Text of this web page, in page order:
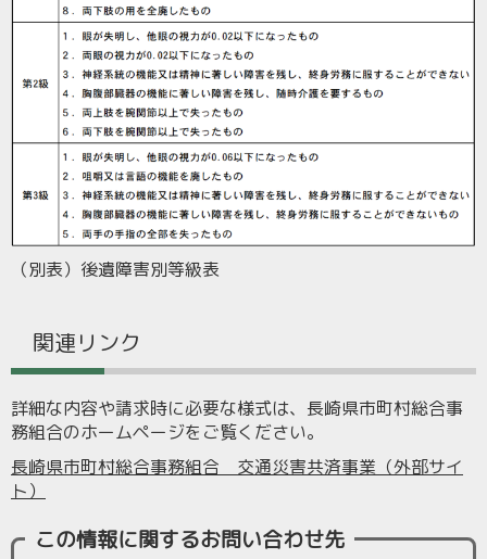
（別表）後遺障害別等級表
関連リンク
詳細な内容や請求時に必要な様式は、長崎県市町村総合事
務組合のホームページをご覧ください。
長崎県市町村総合事務組合 交通災害共済事業（外部サイ
ト）
この情報に関するお問い合わせ先